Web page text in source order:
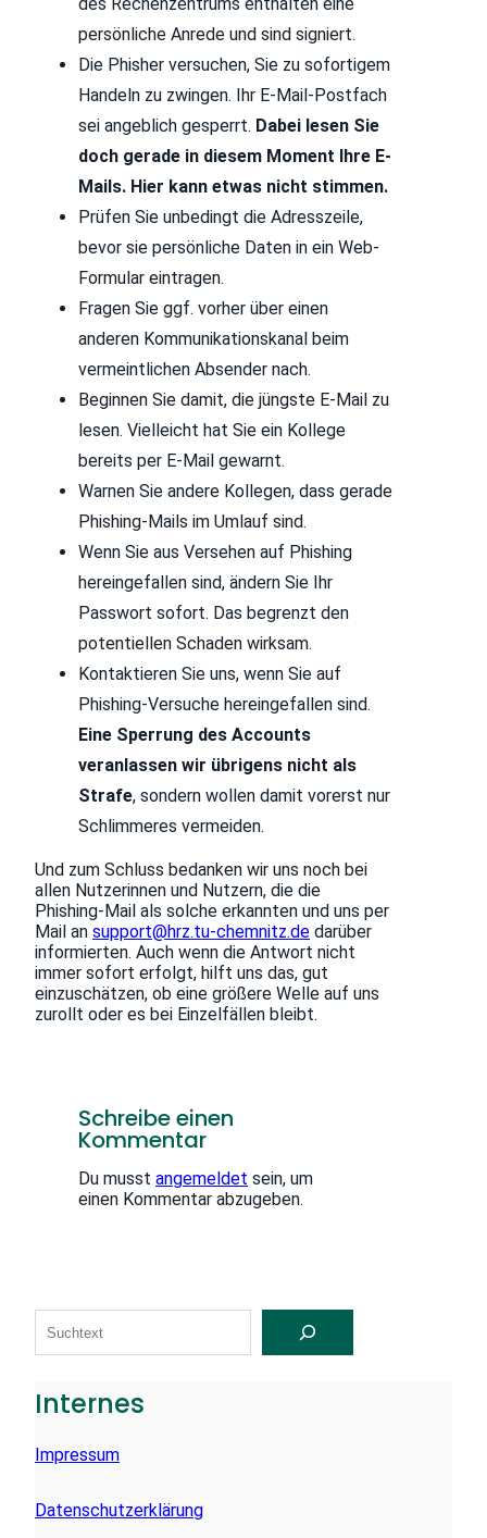
persönliche Anrede und sind signiert.
Die Phisher versuchen, Sie zu sofortigem
Handeln zu zwingen. Ihr E-Mail-Postfach
sei angeblich gesperrt. Dabei lesen Sie
doch gerade in diesem Moment Ihre E-
Mails. Hier kann etwas nicht stimmen.
Prüfen Sie unbedingt die Adresszeile,
bevor sie persönliche Daten in ein Web-
Formular eintragen.
Fragen Sie ggf. vorher über einen
anderen Kommunikationskanal beim
vermeintlichen Absender nach.
Beginnen Sie damit, die jüngste E-Mail zu
lesen. Vielleicht hat Sie ein Kollege
bereits per E-Mail gewarnt.
Warnen Sie andere Kollegen, dass gerade
Phishing-Mails im Umlauf sind.
Wenn Sie aus Versehen auf Phishing
hereingefallen sind, ändern Sie Ihr
Passwort sofort. Das begrenzt den
potentiellen Schaden wirksam.
Kontaktieren Sie uns, wenn Sie auf
Phishing-Versuche hereingefallen sind.
Eine Sperrung des Accounts
veranlassen wir übrigens nicht als
Strafe, sondern wollen damit vorerst nur
Schlimmeres vermeiden.
Und zum Schluss bedanken wir uns noch bei
allen Nutzerinnen und Nutzern, die die
Phishing-Mail als solche erkannten und uns per
Mail an support@hrz.tu-chemnitz.de darüber
informierten. Auch wenn die Antwort nicht
immer sofort erfolgt, hilft uns das, gut
einzuschätzen, ob eine größere Welle auf uns
zurollt oder es bei Einzelfällen bleibt.
Schreibe einen
Kommentar
Du musst angemeldet sein, um
einen Kommentar abzugeben.
C
Internes
Impressum
Datenschutzerklärung